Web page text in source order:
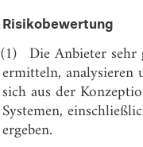
Risikobewertung
(1) Die Anbieter
ermitteln,
sich aus der
Systemen,
ergeben.